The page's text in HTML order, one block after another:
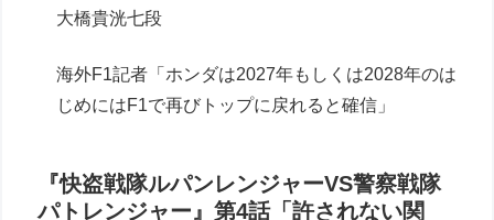
大橋貴洸七段
海外F1記者「ホンダは2027年もしくは2028年のは
じめにはF1で再びトップに戻れると確信」
『快盗戦隊ルパンレンジャーVS警察戦隊
パトレンジャー』第4話「許されない関